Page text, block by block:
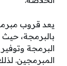
يعد قروب
بالبرمجة،
البرمجة
المبرمجين.